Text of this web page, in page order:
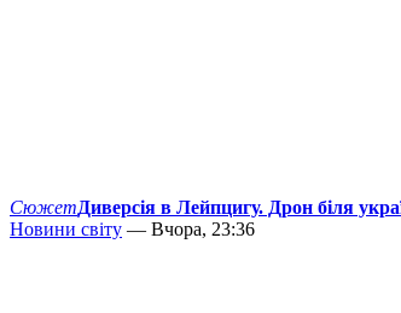
СюжетДиверсія в Лейпцигу. Дрон біля
Новини світу — Вчора, 23:36